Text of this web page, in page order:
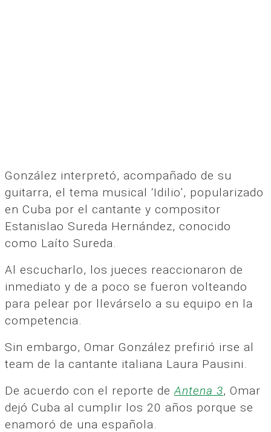
González interpretó, acompañado de su
guitarra, el tema musical ‘Idilio’, popularizado
en Cuba por el cantante y compositor
Estanislao Sureda Hernández, conocido
como Laíto Sureda.
Al escucharlo, los jueces reaccionaron de
inmediato y de a poco se fueron volteando
para pelear por llevárselo a su equipo en la
competencia.
Sin embargo, Omar González prefirió irse al
team de la cantante italiana Laura Pausini.
De acuerdo con el reporte deAntena 3, Omar
dejó Cuba al cumplir los 20 años porque se
enamoró de una española.